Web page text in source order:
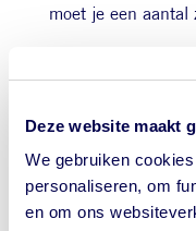
Deze website maakt
We gebruiken
personaliseren, om
en om ons
moet je een
miltverwijdering
van 16 jaar;
bij de eerste
mogelijk met